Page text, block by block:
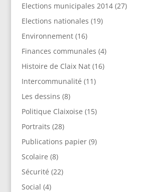
Elections municipales 2014(27)
Elections nationales (19)
Environnement(16)
Finances communales (4)
Histoire de Claix Nat(16)
Intercommunalité (11)
Les dessins (8)
Politique Claixoise (15)
Portraits (28)
Publications papier(9)
Scolaire (8)
Sécurité (22)
Social (4)